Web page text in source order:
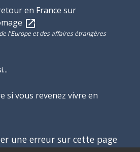
en France sur
open_in_new
l'Europe et des affaires étrangères
si vous revenez vivre en
une erreur sur cette page